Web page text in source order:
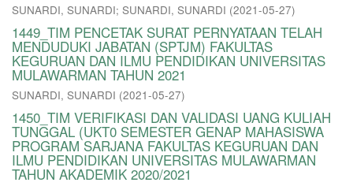
SUNARDI, SUNARDI; SUNARDI, SUNARDI (2021-05-27)
1449_TIM PENCETAK SURAT PERNYATAAN TELAH
MENDUDUKI JABATAN (SPTJM) FAKULTAS
KEGURUAN DAN ILMU PENDIDIKAN UNIVERSITAS
MULAWARMAN TAHUN 2021
SUNARDI, SUNARDI (2021-05-27)
1450_TIM VERIFIKASI DAN VALIDASI UANG KULIAH
TUNGGAL (UKT0 SEMESTER GENAP MAHASISWA
PROGRAM SARJANA FAKULTAS KEGURUAN DAN
ILMU PENDIDIKAN UNIVERSITAS MULAWARMAN
TAHUN AKADEMIK 2020/2021